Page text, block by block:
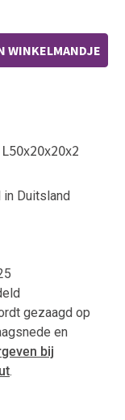
WINKELMANDJE
Duitsland
gezaagd op
en
bij
.